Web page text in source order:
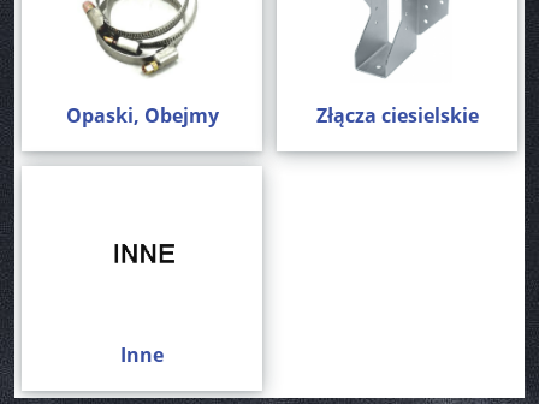
Opaski, Obejmy Złącza ciesielskie
Inne